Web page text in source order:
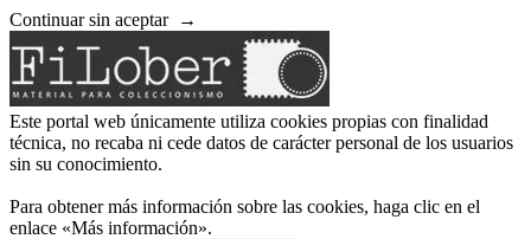
Continuar sin aceptar →
Este portal web únicamente utiliza cookies propias con finalidad
técnica, no recaba ni cede datos de carácter personal de los usuarios
sin su conocimiento.
Para obtener más información sobre las cookies, haga clic en el
enlace «Más información».